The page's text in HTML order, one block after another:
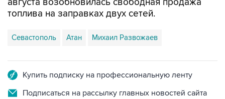
Севастополь Атан Михаил Развожаев
Подписаться на рассылку главных новостей сайта
Получать оперативные новости в официальном